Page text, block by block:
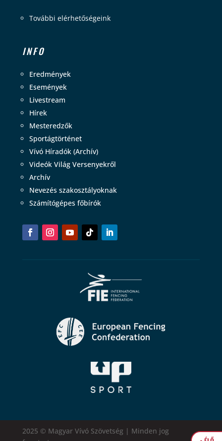
További elérhetőségeink
INFO
Eredmények
Események
Livestream
Hírek
Mesteredzők
Sportágtörténet
Vívó Híradók (Archív)
Videók Világ Versenyekről
Archív
Nevezés szakosztályoknak
Számítógépes főbírók
2025 © Magyar Vívó Szövetség | Minden jog